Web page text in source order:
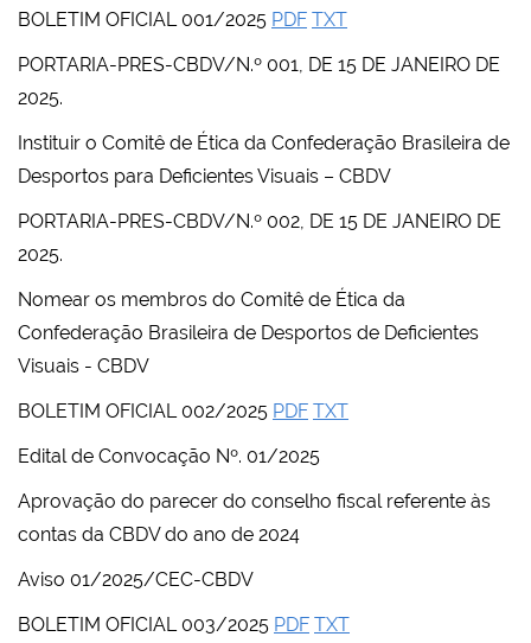
BOLETIM OFICIAL 001/2025 PDF TXT
PORTARIA-PRES-CBDV/N.º 001, DE 15 DE JANEIRO DE
2025.
Instituir o Comitê de Ética da Confederação Brasileira de
Desportos para Deficientes Visuais – CBDV
PORTARIA-PRES-CBDV/N.º 002, DE 15 DE JANEIRO DE
2025.
Nomear os membros do Comitê de Ética da
Confederação Brasileira de Desportos de Deficientes
Visuais - CBDV
BOLETIM OFICIAL 002/2025 PDF TXT
Edital de Convocação Nº. 01/2025
Aprovação do parecer do conselho fiscal referente às
contas da CBDV do ano de 2024
Aviso 01/2025/CEC-CBDV
BOLETIM OFICIAL 003/2025 PDF TXT